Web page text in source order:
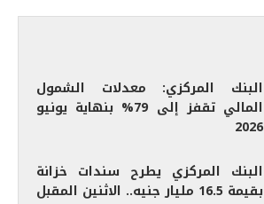
البنك المركزي: معدلات الشمول
المالي تقفز إلى 79% بنهاية يونيو
2026
البنك المركزي يطرح سندات خزانة
بقيمة 16.5 مليار جنيه.. الاثنين المقبل